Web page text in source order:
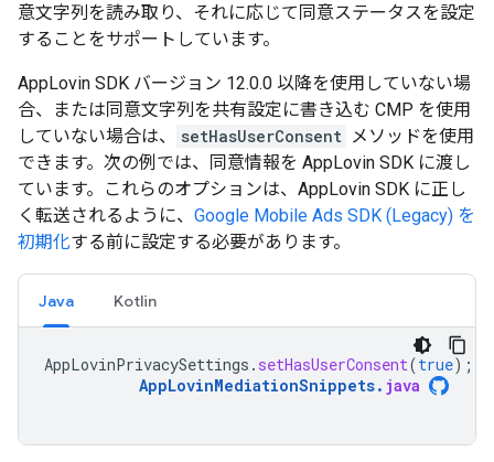
意文字列を読み取り、それに応じて同意ステータスを設定
することをサポートしています。
AppLovin SDK バージョン 12.0.0 以降を使用していない場
合、または同意文字列を共有設定に書き込む CMP を使用
していない場合は、
setHasUserConsent メソッドを使用
できます。次の例では、同意情報を AppLovin SDK に渡し
ています。これらのオプションは、AppLovin SDK に正し
く転送されるように、 Google Mobile Ads SDK (Legacy) を
初期化する前に設定する必要があります。
Java Kotlin
AppLovinPrivacySettings . setHasUserConsent(true);
AppLovinMediationSnippets. java